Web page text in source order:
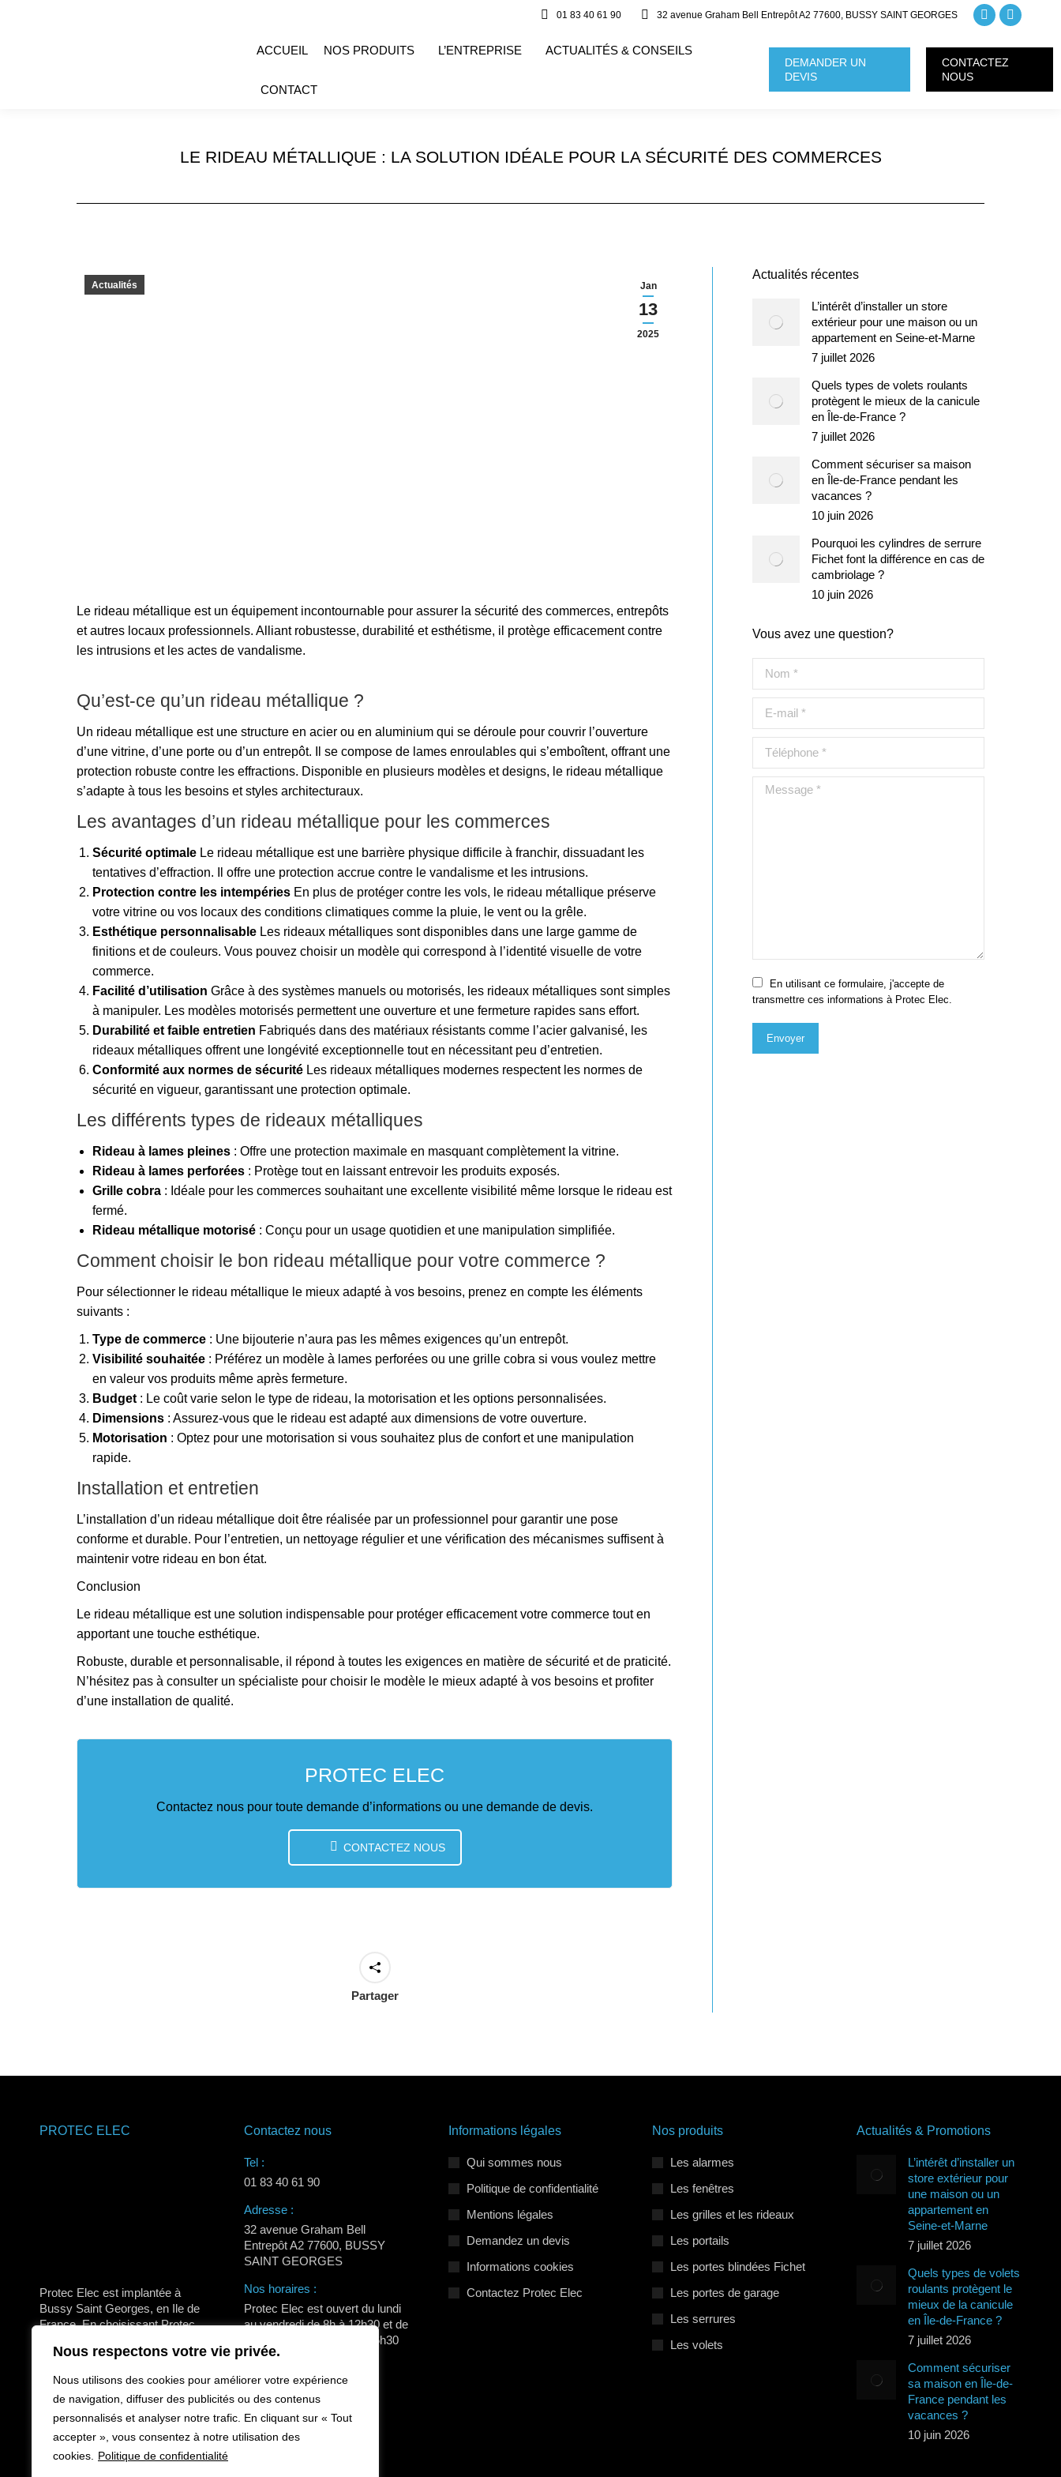
Nous respectons votre vie privée.
Nous utilisons des cookies pour améliorer votre expérience
de navigation, diffuser des publicités ou des contenus
personnalisés et analyser notre trafic. En cliquant sur « Tout
accepter », vous consentez à notre utilisation des
cookies.
Politique de confidentialité
01 83 40 61 90 32 avenue Graham Bell Entrepôt A2 77600, BUSSY SAINT GEORGES
La
page
Facebook
s'ouvre
La
page
s'ouvre
ACCUEIL NOS PRODUITS L’ENTREPRISE ACTUALITÉS & CONSEILS
CONTACT
DEMANDER UN
DEVIS
CONTACTEZ
NOUS
LE RIDEAU MÉTALLIQUE : LA SOLUTION IDÉALE POUR LA SÉCURITÉ DES COMMERCES
Jan
13
2025
Actualités
Le rideau métallique est un équipement incontournable pour assurer la sécurité des commerces, entrepôts
et autres locaux professionnels. Alliant robustesse, durabilité et esthétisme, il protège efficacement contre
les intrusions et les actes de vandalisme.
Qu’est-ce qu’un rideau métallique ?
Un rideau métallique est une structure en acier ou en aluminium qui se déroule pour couvrir l’ouverture
d’une vitrine, d’une porte ou d’un entrepôt. Il se compose de lames enroulables qui s’emboîtent, offrant une
protection robuste contre les effractions. Disponible en plusieurs modèles et designs, le rideau métallique
s’adapte à tous les besoins et styles architecturaux.
Les avantages d’un rideau métallique pour les commerces
Sécurité optimale Le rideau métallique est une barrière physique difficile à franchir, dissuadant les
tentatives d’effraction. Il offre une protection accrue contre le vandalisme et les intrusions.
Protection contre les intempéries En plus de protéger contre les vols, le rideau métallique préserve
votre vitrine ou vos locaux des conditions climatiques comme la pluie, le vent ou la grêle.
Esthétique personnalisable Les rideaux métalliques sont disponibles dans une large gamme de
finitions et de couleurs. Vous pouvez choisir un modèle qui correspond à l’identité visuelle de votre
commerce.
Facilité d’utilisation Grâce à des systèmes manuels ou motorisés, les rideaux métalliques sont simples
à manipuler. Les modèles motorisés permettent une ouverture et une fermeture rapides sans effort.
Durabilité et faible entretien Fabriqués dans des matériaux résistants comme l’acier galvanisé, les
rideaux métalliques offrent une longévité exceptionnelle tout en nécessitant peu d’entretien.
Conformité aux normes de sécurité Les rideaux métalliques modernes respectent les normes de
sécurité en vigueur, garantissant une protection optimale.
Les différents types de rideaux métalliques
Rideau à lames pleines : Offre une protection maximale en masquant complètement la vitrine.
Rideau à lames perforées : Protège tout en laissant entrevoir les produits exposés.
Grille cobra : Idéale pour les commerces souhaitant une excellente visibilité même lorsque le rideau est
fermé.
Rideau métallique motorisé : Conçu pour un usage quotidien et une manipulation simplifiée.
Comment choisir le bon rideau métallique pour votre commerce ?
Pour sélectionner le rideau métallique le mieux adapté à vos besoins, prenez en compte les éléments
suivants :
Type de commerce : Une bijouterie n’aura pas les mêmes exigences qu’un entrepôt.
Visibilité souhaitée : Préférez un modèle à lames perforées ou une grille cobra si vous voulez mettre
en valeur vos produits même après fermeture.
Budget : Le coût varie selon le type de rideau, la motorisation et les options personnalisées.
Dimensions : Assurez-vous que le rideau est adapté aux dimensions de votre ouverture.
Motorisation : Optez pour une motorisation si vous souhaitez plus de confort et une manipulation
rapide.
Installation et entretien
L’installation d’un rideau métallique doit être réalisée par un professionnel pour garantir une pose
conforme et durable. Pour l’entretien, un nettoyage régulier et une vérification des mécanismes suffisent à
maintenir votre rideau en bon état.
Conclusion
Le rideau métallique est une solution indispensable pour protéger efficacement votre commerce tout en
apportant une touche esthétique.
Robuste, durable et personnalisable, il répond à toutes les exigences en matière de sécurité et de praticité.
N’hésitez pas à consulter un spécialiste pour choisir le modèle le mieux adapté à vos besoins et profiter
d’une installation de qualité.
PROTEC ELEC
Contactez nous pour toute demande d’informations ou une demande de devis.
CONTACTEZ NOUS
Partager
Actualités récentes
L’intérêt d’installer un store
extérieur pour une maison ou un
appartement en Seine-et-Marne
7 juillet 2026
Quels types de volets roulants
protègent le mieux de la canicule
en Île-de-France ?
7 juillet 2026
Comment sécuriser sa maison
en Île-de-France pendant les
vacances ?
10 juin 2026
Pourquoi les cylindres de serrure
Fichet font la différence en cas de
cambriolage ?
10 juin 2026
Vous avez une question?
Message *
En utilisant ce formulaire, j'accepte de
transmettre ces informations à Protec Elec.
Envoyer
PROTEC ELEC
Protec Elec est implantée à
Bussy Saint Georges, en Ile de
France. En choisissant Protec
accompagnement personnalisé
proximité engagé pour votre
tranquillité au quotidien.
CONTACTEZ NOUS
Contactez nous
Tel :
01 83 40 61 90
Adresse :
32 avenue Graham Bell
Entrepôt A2 77600, BUSSY
SAINT GEORGES
Nos horaires :
Protec Elec est ouvert du lundi
au vendredi de 8h à 12h30 et de
14h à 18h. Fermeture à 16h30
le vendredi.
Trouvez nous sur :
La
page
Facebook
La
page
LinkedIn
La
page
Informations légales
Qui sommes nous
Politique de confidentialité
Mentions légales
Demandez un devis
Informations cookies
Contactez Protec Elec
Nos produits
Les alarmes
Les fenêtres
Les grilles et les rideaux
Les portails
Les portes blindées Fichet
Les portes de garage
Les serrures
Les volets
Actualités & Promotions
L’intérêt d’installer un
store extérieur pour
une maison ou un
appartement en
Seine-et-Marne
7 juillet 2026
Quels types de volets
roulants protègent le
mieux de la canicule
en Île-de-France ?
7 juillet 2026
Comment sécuriser
sa maison en Île-de-
France pendant les
vacances ?
10 juin 2026